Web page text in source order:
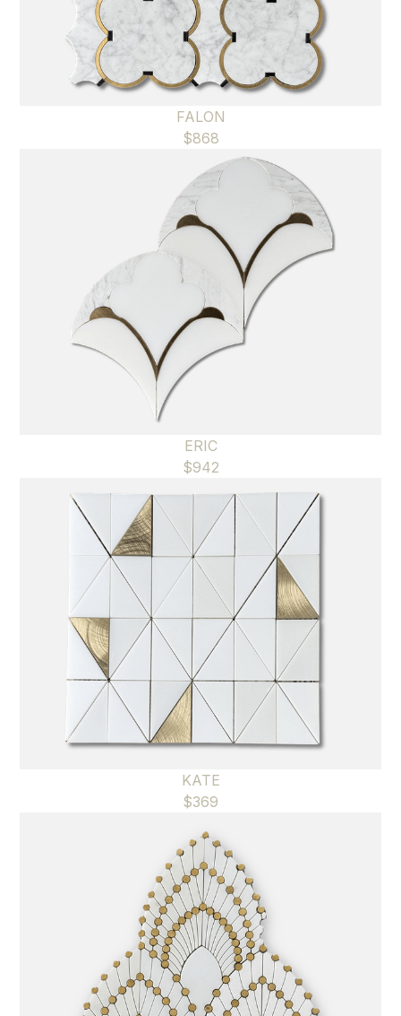
FALON
$868
ERIC
$942
KATE
$369